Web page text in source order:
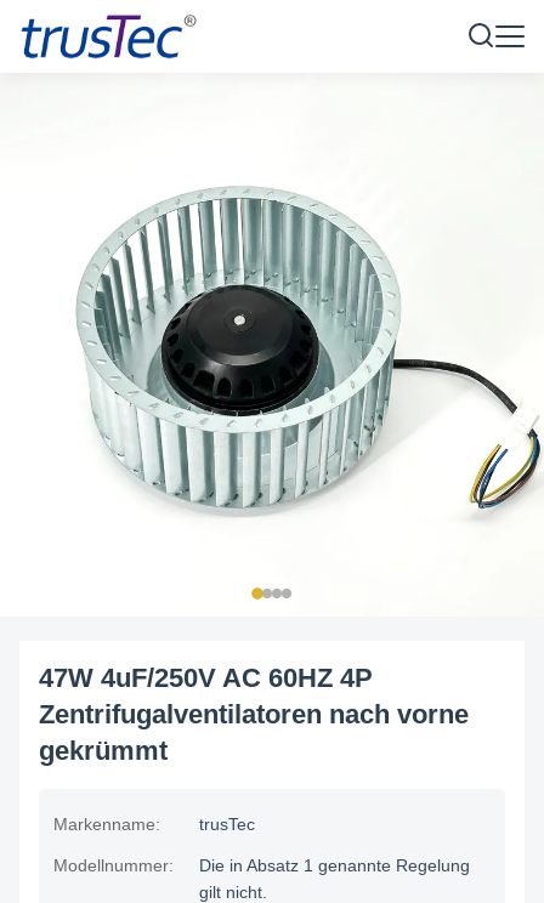
47W 4uF/250V AC 60HZ 4P
Zentrifugalventilatoren nach vorne
gekrümmt
Markenname: trusTec
Modellnummer:
Die in Absatz 1 genannte Regelung
gilt nicht.